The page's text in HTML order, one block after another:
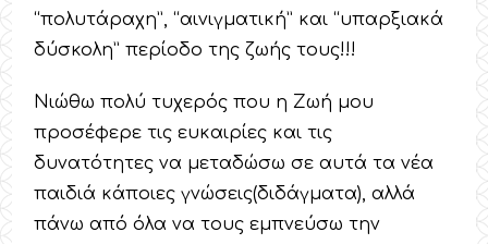
“πολυτάραχη”, “αινιγματική” και “υπαρξιακά
δύσκολη” περίοδο της ζωής τους!!!
Νιώθω πολύ τυχερός που η Ζωή μου
προσέφερε τις ευκαιρίες και τις
δυνατότητες να μεταδώσω σε αυτά τα νέα
παιδιά κάποιες γνώσεις(διδάγματα), αλλά
πάνω από όλα να τους εμπνεύσω την